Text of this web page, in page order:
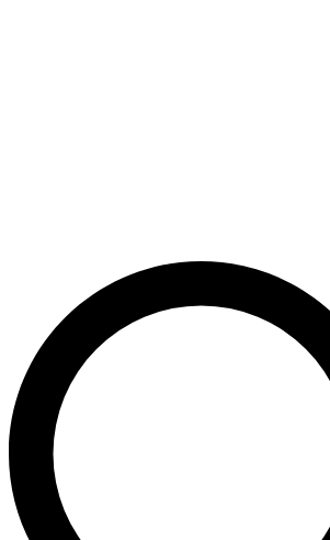
Støt Caritas’ hjælpearbejde i Ukraine her
Støt vores sociale arbejde i Danmark
Støt nu